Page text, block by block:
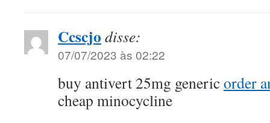
Ccscjo disse:
07/07/2023 às 02:22
buy antivert 25mg genericorder
cheap minocycline